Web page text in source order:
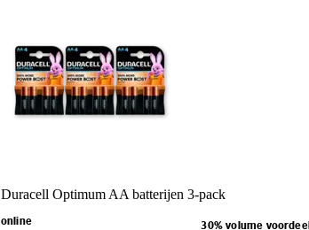
Duracell Optimum AA batterijen 3-pack
online 30% volume voordeel